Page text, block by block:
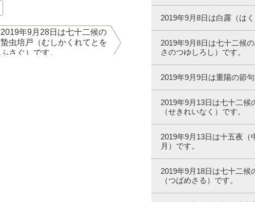
2019年9月28日は七十二候の
蟄虫培戸（むしかくれてとを
ふさぐ）です。
2019年9月8日は白露（はく
2019年9月8日は七十二候
さのつゆしろし）です。
2019年9月9日は重陽の節句
2019年9月13日は七十二候
（せきれいなく）です。
2019年9月13日は十五夜（
月）です。
2019年9月18日は七十二候
（つばめさる）です。